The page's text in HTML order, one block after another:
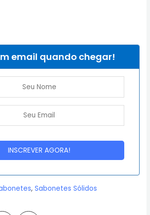
email quando chegar!
,Sabonetes Sólidos